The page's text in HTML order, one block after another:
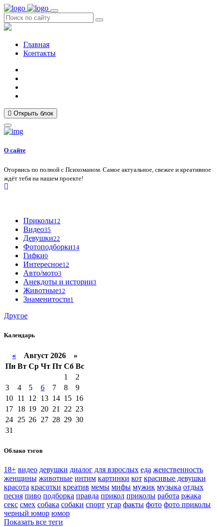
Главная
Контакты
Открыть блок
О сайте
Оторвись по полной с Психоманом. Самое актуальное, свежее и креативное
ждёт тебя на нашем проекте!
Приколы12
Видео35
Девушки22
Фотоподборки14
Гифки0
Интересное12
Авто/мото3
Анекдоты и истории3
Животные12
Знаменитости1
Другое
Календарь
« Август 2026 »
Пн Вт Ср Чт Пт Сб Вс
1
2
3
4 5 6 7 8
9
10 11 12 13 14 15 16
17 18 19 20 21 22 23
24 25 26 27 28 29 30
31
Облако тэгов
18+ видео девушки диалог для взрослых еда женственность
женщины животные интим картинки кот красивые девушки
красота красотки креатив мемы мифы мужик музыка отдых
песня пиво подборка правда прикол приколы работа ржака
секс смех собака собаки спорт угар факты фото фото приколы
черный юмор юмор
Показать все теги